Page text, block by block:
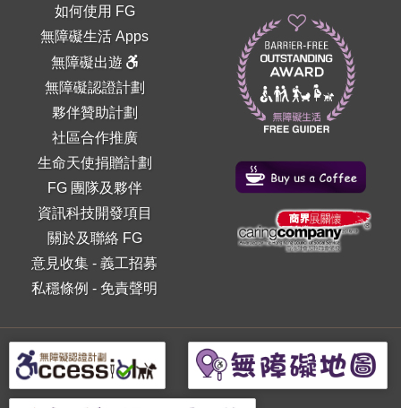
如何使用 FG
無障礙生活 Apps
無障礙出遊
無障礙認證計劃
夥伴贊助計劃
社區合作推廣
生命天使捐贈計劃
FG 團隊及夥伴
資訊科技開發項目
關於及聯絡 FG
意見收集 -義工招募
私穩條例 - 免責聲明